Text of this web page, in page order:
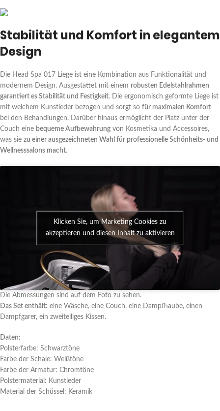
Stabilität und Komfort in elegantem
Design
Die Head Spa 017 Liege ist eine Kombination aus Funktionalität und
modernem Design. Ausgestattet mit einem robusten Edelstahlrahmen
garantiert es Stabilität und Festigkeit. Die ergonomisch geformte Liege ist
mit weichem Kunstleder bezogen und sorgt so für maximalen Komfort
bei den Behandlungen. Darüber hinaus ermöglicht der Platz unter der
Couch eine bequeme Aufbewahrung von Kosmetika und Accessoires,
was sie zu einer ausgezeichneten Wahl für professionelle Schönheits- und
Wellnesssalons macht.
Klicken Sie, um Marketing Cookies zu
akzeptieren und diesen Inhalt zu aktivieren
Die Abmessungen sind auf dem Foto zu sehen.
Das Set enthält: eine Wäsche, eine Couch, eine Dampfhaube, einen
Dampfgarer, ein zweiteiliges Kissen.
Daten:
Polsterfarbe: Schwarztöne
Farbe der Schale: Weißtöne
Farbe der Armatur: Chromtöne
Polstermaterial: Kunstleder
Material der Schüssel: Keramik